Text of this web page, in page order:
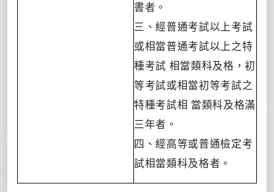
書者。
三、經普通考試以上考試
或相當普通考試以上之特
種考試 相當類科及格，初
等考試或相當初等考試之
特種考試相 當類科及格滿
三年者。
四、經高等或普通檢定考
試相當類科及格者。